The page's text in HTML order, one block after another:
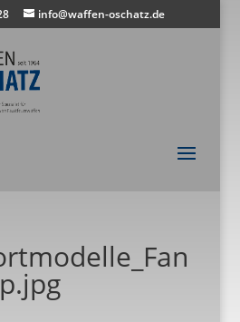
info@waffen-oschatz.de